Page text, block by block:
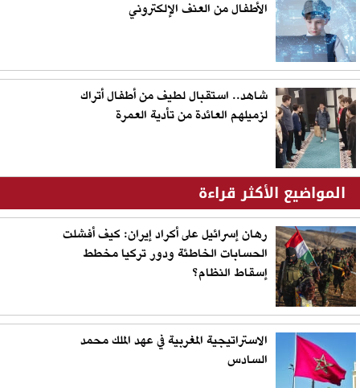
الأطفال من العنف الإلكتروني
شاهد.. استقبال لطيف من أطفال أتراك
لزميلهم العائدة من تأدية العمرة
المواضيع الأكثر قراءة
رهان إسرائيل على أكراد إيران: كيف أفشلت
الحسابات الخاطئة ودور تركيا مخطط
إسقاط النظام؟
الاستراتيجية المغربية في عهد الملك محمد
السادس